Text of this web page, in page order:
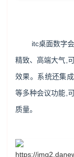
itc桌面数字
精致、高端大气,
效果。系统还集
等多种会议功能,
质量。